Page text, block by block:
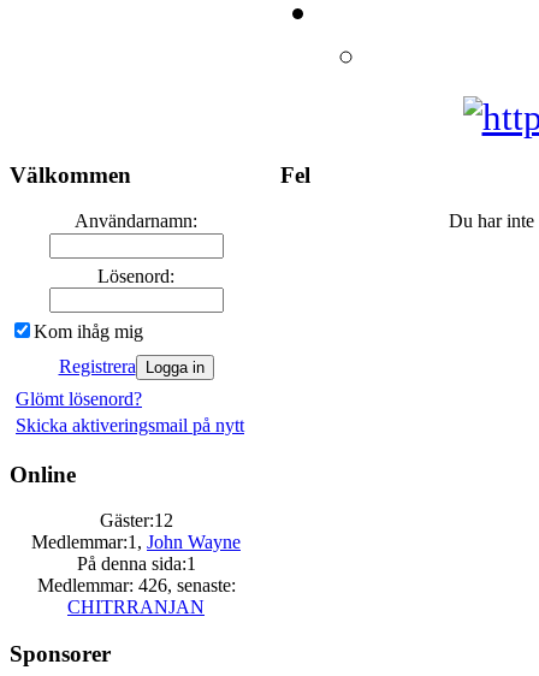
Välkommen
Användarnamn:
Lösenord:
Kom ihåg mig
Registrera
Glömt lösenord?
Skicka aktiveringsmail på nytt
Online
Gäster:12
Medlemmar:1, John Wayne
På denna sida:1
Medlemmar: 426, senaste:
CHITRRANJAN
Sponsorer
Fel
Du har inte